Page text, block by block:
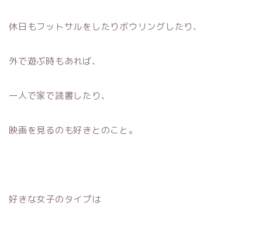
休日もフットサルをしたりボウリングしたり、
外で遊ぶ時もあれば、
一人で家で読書したり、
映画を見るのも好きとのこと。
好きな女子のタイプは